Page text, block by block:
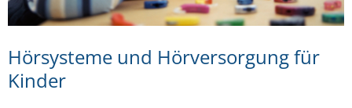
Hörsysteme und Hörversorgung für
Kinder